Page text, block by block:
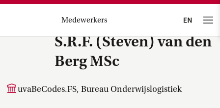
Medewerkers
S.R.F. (Steven) van den
Berg MSc
uvaBeCodes.FS, Bureau Onderwijslogistiek